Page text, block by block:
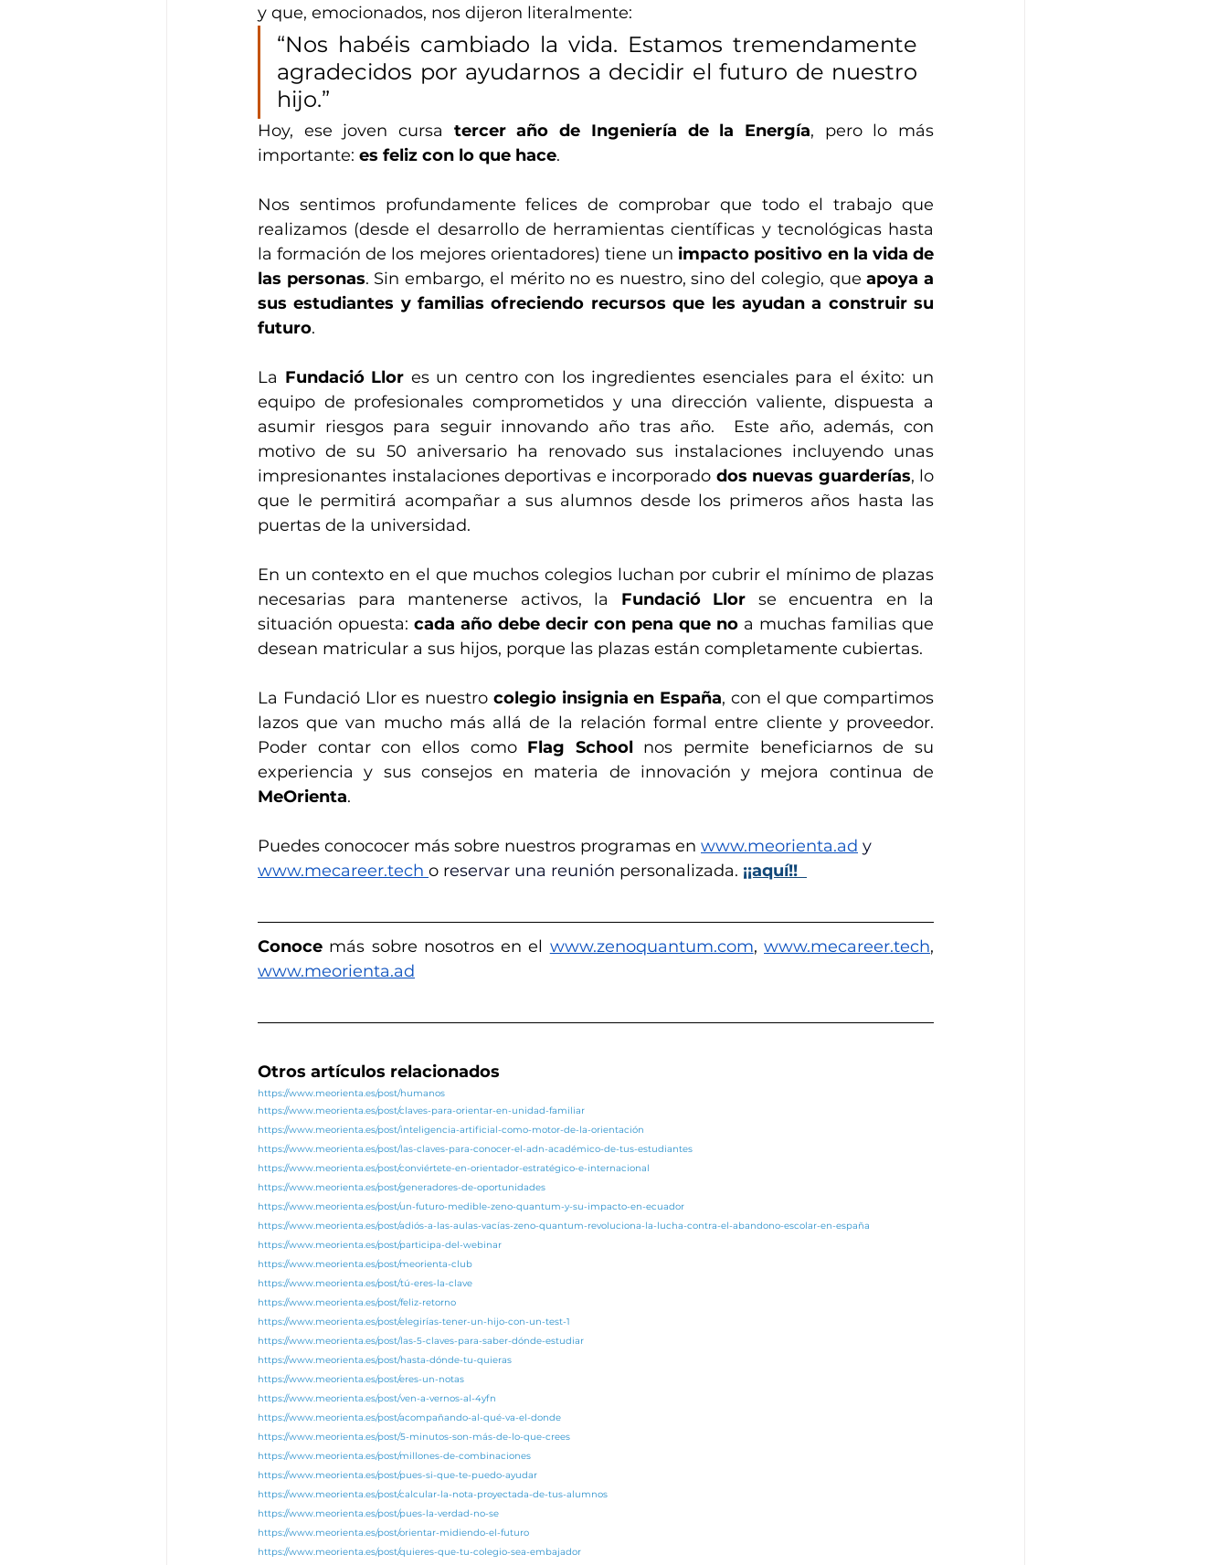
y que, emocionados, nos dijeron literalmente:
“Nos habéis cambiado la vida. Estamos tremendamente
agradecidos por ayudarnos a decidir el futuro de nuestro
hijo.”
Hoy, ese joven cursa tercer año de Ingeniería de la Energía, pero lo más
importante: es feliz con lo que hace.
Nos sentimos profundamente felices de comprobar que todo el trabajo que
realizamos (desde el desarrollo de herramientas científicas y tecnológicas hasta
la formación de los mejores orientadores) tiene un impacto positivo en la vida de
las personas. Sin embargo, el mérito no es nuestro, sino del colegio, que apoya a
sus estudiantes y familias ofreciendo recursos que les ayudan a construir su
futuro.
La Fundació Llor es un centro con los ingredientes esenciales para el éxito: un
equipo de profesionales comprometidos y una dirección valiente, dispuesta a
asumir riesgos para seguir innovando año tras año.  Este año, además, con
motivo de su 50 aniversario ha renovado sus instalaciones incluyendo unas
impresionantes instalaciones deportivas e incorporado dos nuevas guarderías, lo
que le permitirá acompañar a sus alumnos desde los primeros años hasta las
puertas de la universidad.
En un contexto en el que muchos colegios luchan por cubrir el mínimo de plazas
necesarias para mantenerse activos, la Fundació Llor se encuentra en la
situación opuesta: cada año debe decir con pena que no a muchas familias que
desean matricular a sus hijos, porque las plazas están completamente cubiertas.
La Fundació Llor es nuestro colegio insignia en España, con el que compartimos
lazos que van mucho más allá de la relación formal entre cliente y proveedor.
Poder contar con ellos como Flag School nos permite beneficiarnos de su
MeOrienta.
Puedes conococer más sobre nuestros programas en www.meorienta.ad y
www.mecareer.tech o reservar una reunión personalizada. ¡¡aquí!!
Conoce más sobre nosotros en el www.zenoquantum.com, www.mecareer.tech
www.meorienta.ad
Otros artículos relacionados
https://www.meorienta.es/post/humanos
https://www.meorienta.es/post/claves-para-orientar-en-unidad-familiar
https://www.meorienta.es/post/inteligencia-artificial-como-motor-de-la-orientación
https://www.meorienta.es/post/las-claves-para-conocer-el-adn-académico-de-tus-estudiantes
https://www.meorienta.es/post/conviértete-en-orientador-estratégico-e-internacional
https://www.meorienta.es/post/generadores-de-oportunidades
https://www.meorienta.es/post/un-futuro-medible-zeno-quantum-y-su-impacto-en-ecuador
https://www.meorienta.es/post/adiós-a-las-aulas-vacías-zeno-quantum-revoluciona-la-lucha-contra-el-abandono-escolar-en-españa
https://www.meorienta.es/post/participa-del-webinar
https://www.meorienta.es/post/meorienta-club
https://www.meorienta.es/post/tú-eres-la-clave
https://www.meorienta.es/post/feliz-retorno
https://www.meorienta.es/post/elegirías-tener-un-hijo-con-un-test-1
https://www.meorienta.es/post/las-5-claves-para-saber-dónde-estudiar
https://www.meorienta.es/post/hasta-dónde-tu-quieras
https://www.meorienta.es/post/eres-un-notas
https://www.meorienta.es/post/ven-a-vernos-al-4yfn
https://www.meorienta.es/post/acompañando-al-qué-va-el-donde
https://www.meorienta.es/post/5-minutos-son-más-de-lo-que-crees
https://www.meorienta.es/post/millones-de-combinaciones
https://www.meorienta.es/post/pues-si-que-te-puedo-ayudar
https://www.meorienta.es/post/calcular-la-nota-proyectada-de-tus-alumnos
https://www.meorienta.es/post/pues-la-verdad-no-se
https://www.meorienta.es/post/orientar-midiendo-el-futuro
https://www.meorienta.es/post/quieres-que-tu-colegio-sea-embajador